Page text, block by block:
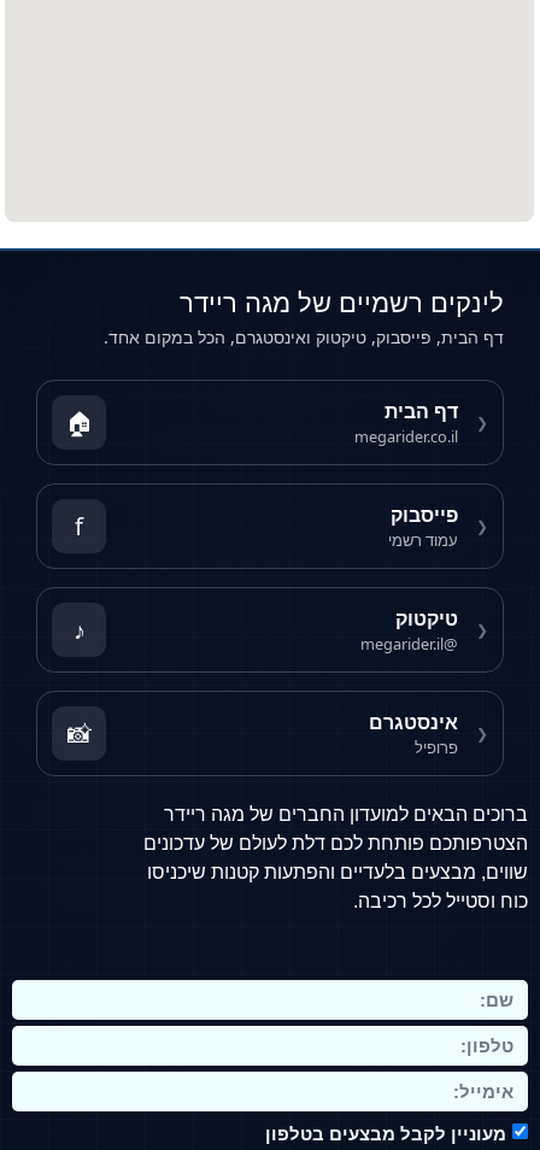
מנועים וביצועים
האופנוע החשמלי מציע מנועים שקטים וחזקים עם
תאוצה מיידית. הביצועים משתווים ואף עולים על אלו
של אופנועי בנזין, במיוחד ברכיבה עירונית.
כיצד לבחור אופנוע חשמלי?
בבואכם לבחור ממונע, יש להתחשב בצרכים
טווח נסיעה יומי
– האם הרכיבה מתבצעת
בעיקר בעיר או גם בדרכים בינעירוניות.
מהירות מרבית
– ישנם דגמים עירוניים רגועים
לצד דגמים ספורטיביים ומהירים במיוחד.
נוחות ואבזור– מושבים ארגונומיים, מערכות
חכמות, מקום לאחסון ועוד.
מחיר ואחריות
סיכום
האופנוע החשמלי אינו רק פתרון תחבורתי – הוא סמל
לעתיד ירוק, חכם ומשתלם יותר. זהו כלי שמאפשר
חוויית רכיבה עוצמתית לצד שמירה על הסביבה
ברוכים הבאים למועדון החברים של מגה ריידר
הצטרפותכם פותחת לכם דלת לעולם של עדכונים
שווים, מבצעים בלעדיים והפתעות קטנות שיכניסו
כוח וסטייל לכל רכיבה.
מעוניין לקבל מבצעים בטלפון
לינקים רשמיים של מגה ריידר
דף הבית, פייסבוק, טיקטוק ואינסטגרם, הכל במקום אחד.
❮ דף הבית
megarider.co.il
🏠
❮ פייסבוק
עמוד רשמי f
❮ טיקטוק
@megarider.il
♪
❮ אינסטגרם
פרופיל 📸